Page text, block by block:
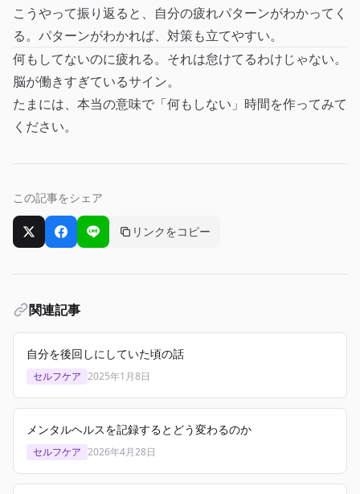
こうやって振り返ると、自分の疲れパターンがわかってく
る。パターンがわかれば、対策も立てやすい。
何もしてないのに疲れる。それは怠けてるわけじゃない。
脳が働きすぎているサイン。
たまには、本当の意味で「何もしない」時間を作ってみて
ください。
この記事をシェア
XでシェアFacebookでシェア
LINEでシェアリンクをコピー
関連記事
自分を後回しにしていた頃の話
セルフケア 2025年1月8日
メンタルヘルスを記録するとどう変わるのか
セルフケア 2026年4月28日